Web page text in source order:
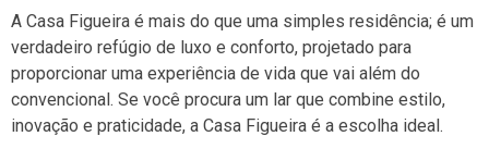
A Casa Figueira é mais do que uma simples residência; é um
verdadeiro refúgio de luxo e conforto, projetado para
proporcionar uma experiência de vida que vai além do
convencional. Se você procura um lar que combine estilo,
inovação e praticidade, a Casa Figueira é a escolha ideal.